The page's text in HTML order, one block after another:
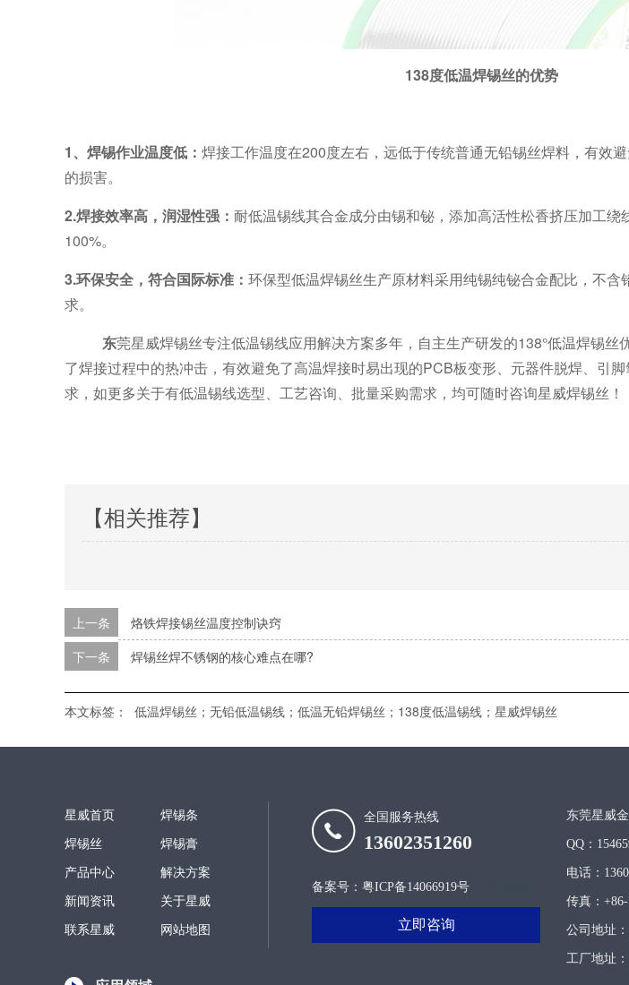
138度低温焊锡丝的优势
1、焊锡作业温度低： 焊接工作温度在200度左右 ，远低于传统普通无铅锡丝焊料，有效
的损害。
2.焊接效率高，润湿性强： 耐低温锡线其合金成分由锡和铋，添加高活性松香挤压加工
100%。
3.环保安全，符合国际标准： 环保型低温焊锡丝生产原材料采用纯锡纯铋合金配比，不含
求。
东莞星威焊锡丝专注低温锡线应用解决方案多年，自主生产研发的138°低温焊锡丝
了焊接过程中的热冲击，有效避免了高温焊接时易出现的PCB板变形、元器件脱焊、引
求， 如更多关于有低温锡线选型、工艺咨询、批量采购需求，均可随时咨询星威焊锡丝 ！
【相关推荐】
上一条
烙铁焊接锡丝温度控制诀窍
下一条 焊锡丝焊不锈钢的核心难点在哪?
本文标签： 低温焊锡丝；无铅低温锡线；低温无铅焊锡丝；138度低温锡线；星威焊锡丝
星威首页 焊锡条
焊锡丝 焊锡膏
产品中心 解决方案
新闻资讯 关于星威
联系星威 网站地图
全国服务热线
13602351260
备案号： 粤ICP备14066919号
立即咨询
东莞星威
QQ：
电话：
传真：+86-
公司地址
工厂地址